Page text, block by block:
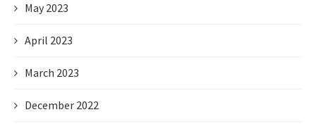
May 2023
April 2023
March 2023
December 2022